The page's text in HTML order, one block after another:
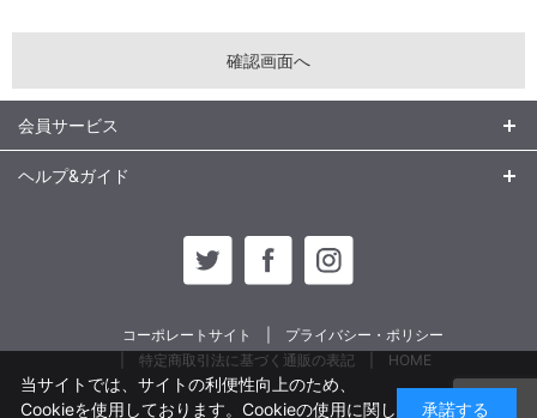
会員サービス
ヘルプ&ガイド
コーポレートサイト
プライバシー・ポリシー
特定商取引法に基づく通販の表記
HOME
当サイトでは、サイトの利便性向上のため、
Cookieを使用しております。Cookieの使用に関し
承諾する